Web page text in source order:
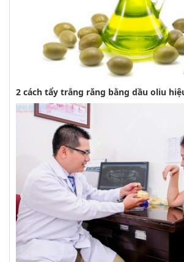
2 cách tẩy trắng răng bằng dầu oliu